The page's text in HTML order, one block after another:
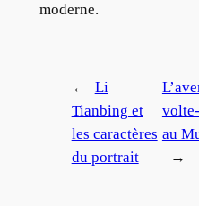
moderne.
←
Li
Tianbing et
les caractères
du portrait
au
→